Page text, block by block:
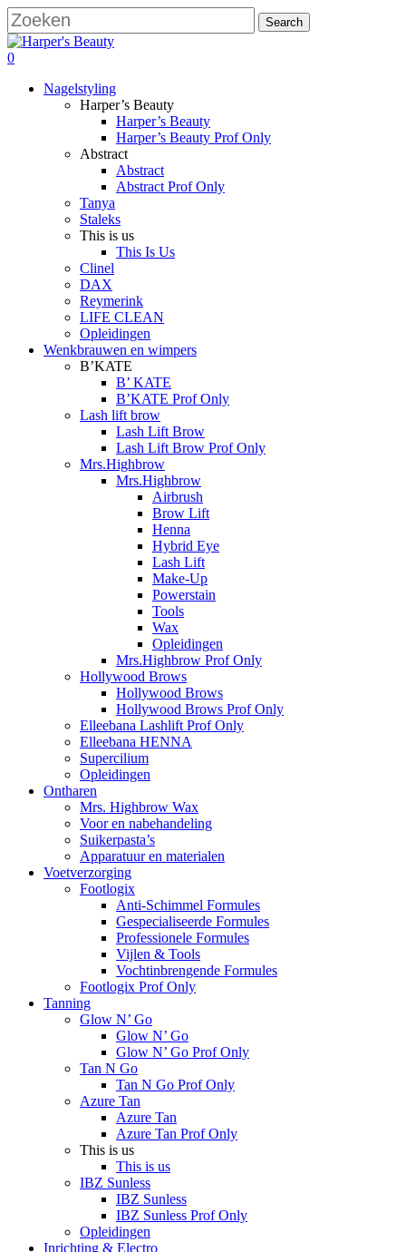
Skip
to
main
content
Search
Close
Search
search
account
0
Nagelstyling
Harper’s Beauty
Harper’s Beauty
Harper’s Beauty Prof Only
Abstract
Abstract
Abstract Prof Only
Tanya
Staleks
This is us
This Is Us
Clinel
DAX
Reymerink
LIFE CLEAN
Opleidingen
Wenkbrauwen en wimpers
B’KATE
B’ KATE
B’KATE Prof Only
Lash lift brow
Lash Lift Brow
Lash Lift Brow Prof Only
Mrs.Highbrow
Mrs.Highbrow
Airbrush
Brow Lift
Henna
Hybrid Eye
Lash Lift
Make-Up
Powerstain
Tools
Wax
Opleidingen
Mrs.Highbrow Prof Only
Hollywood Brows
Hollywood Brows
Hollywood Brows Prof Only
Elleebana Lashlift Prof Only
Elleebana HENNA
Supercilium
Opleidingen
Ontharen
Mrs. Highbrow Wax
Voor en nabehandeling
Suikerpasta’s
Apparatuur en materialen
Voetverzorging
Footlogix
Anti-Schimmel Formules
Gespecialiseerde Formules
Professionele Formules
Vijlen & Tools
Vochtinbrengende Formules
Footlogix Prof Only
Tanning
Glow N’ Go
Glow N’ Go
Glow N’ Go Prof Only
Tan N Go
Tan N Go Prof Only
Azure Tan
Azure Tan
Azure Tan Prof Only
This is us
This is us
IBZ Sunless
IBZ Sunless
IBZ Sunless Prof Only
Opleidingen
Inrichting & Electro